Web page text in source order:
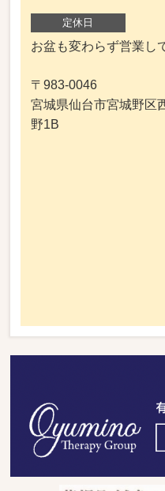
定休日
お盆も変わらず営業し
〒983-0046
宮城県仙台市宮城野区
野1B